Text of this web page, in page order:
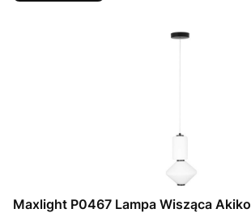
Maxlight P0467 Lampa Wisząca Akiko